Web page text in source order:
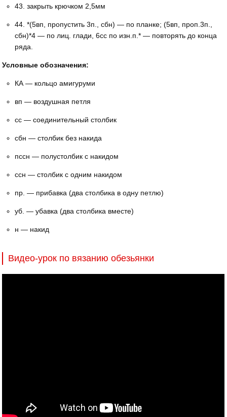
43. закрыть крючком 2,5мм
44. *(5вп, пропустить 3п., сбн) — по планке; (5вп, проп.3п.,
сбн)*4 — по лиц. глади, 6сс по изн.п.* — повторять до конца
ряда.
Условные обозначения:
КА — кольцо амигуруми
вп — воздушная петля
cc — соединительный столбик
сбн — столбик без накида
пссн — полустолбик с накидом
ссн — столбик с одним накидом
пр. — прибавка (два столбика в одну петлю)
уб. — убавка (два столбика вместе)
н — накид
Видео-урок по вязанию обезьянки